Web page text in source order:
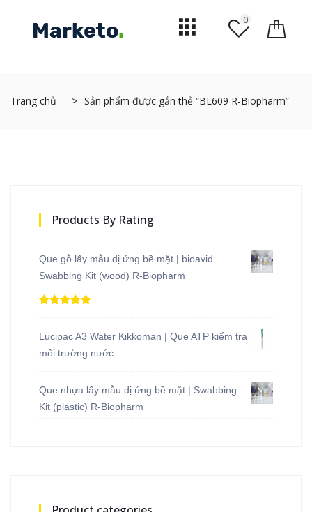
0
Trang chủ Sản phẩm được gắn thẻ “BL609 R-Biopharm”
Products By Rating
Que gỗ lấy mẫu dị ứng bề mặt | bioavid
Swabbing Kit (wood) R-Biopharm
sao
Lucipac A3 Water Kikkoman | Que ATP kiểm tra
môi trường nước
Que nhựa lấy mẫu dị ứng bề mặt | Swabbing
Kit (plastic) R-Biopharm